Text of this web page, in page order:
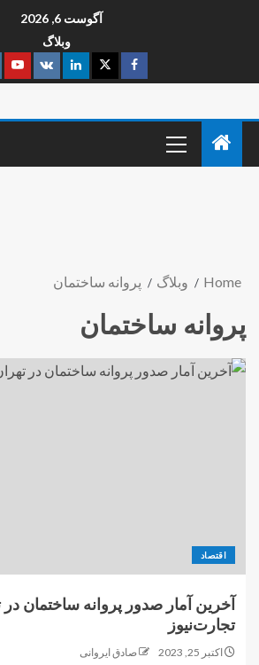
آگوست 6, 2026
وبلاگ
Home وبلاگ پروانه ساختمان
پروانه ساختمان
اقتصاد
آخرین آمار صدور پروانه ساختمان در
تجارت‌نیوز
اکتبر 25, 2023 صادق ایروانی